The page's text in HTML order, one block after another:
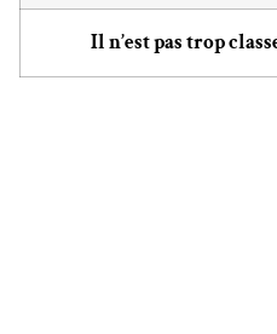
Il n’est pas trop